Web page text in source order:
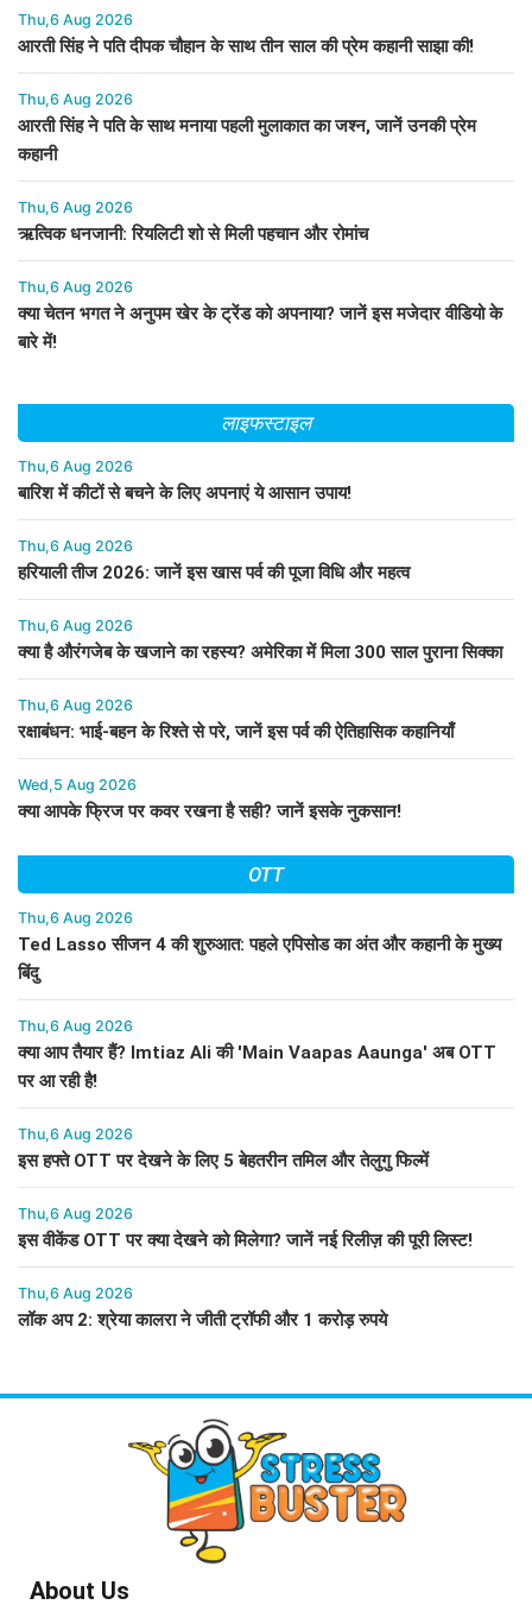
Thu,6 Aug 2026
आरती सिंह ने पति दीपक चौहान के साथ तीन साल की प्रेम कहानी साझा की!
Thu,6 Aug 2026
आरती सिंह ने पति के साथ मनाया पहली मुलाकात का जश्न, जानें उनकी प्रेम
कहानी
Thu,6 Aug 2026
ऋत्विक धनजानी: रियलिटी शो से मिली पहचान और रोमांच
Thu,6 Aug 2026
क्या चेतन भगत ने अनुपम खेर के ट्रेंड को अपनाया? जानें इस मजेदार वीडियो के
बारे में!
लाइफस्टाइल
Thu,6 Aug 2026
बारिश में कीटों से बचने के लिए अपनाएं ये आसान उपाय!
Thu,6 Aug 2026
हरियाली तीज 2026: जानें इस खास पर्व की पूजा विधि और महत्व
Thu,6 Aug 2026
क्या है औरंगजेब के खजाने का रहस्य? अमेरिका में मिला 300 साल पुराना सिक्का
Thu,6 Aug 2026
रक्षाबंधन: भाई-बहन के रिश्ते से परे, जानें इस पर्व की ऐतिहासिक कहानियाँ
Wed,5 Aug 2026
क्या आपके फ्रिज पर कवर रखना है सही? जानें इसके नुकसान!
OTT
Thu,6 Aug 2026
Ted Lasso सीजन 4 की शुरुआत: पहले एपिसोड का अंत और कहानी के मुख्य
बिंदु
Thu,6 Aug 2026
क्या आप तैयार हैं? Imtiaz Ali की 'Main Vaapas Aaunga' अब OTT
पर आ रही है!
Thu,6 Aug 2026
इस हफ्ते OTT पर देखने के लिए 5 बेहतरीन तमिल और तेलुगु फिल्में
Thu,6 Aug 2026
इस वीकेंड OTT पर क्या देखने को मिलेगा? जानें नई रिलीज़ की पूरी लिस्ट!
Thu,6 Aug 2026
लॉक अप 2: श्रेया कालरा ने जीती ट्रॉफी और 1 करोड़ रुपये
About Us